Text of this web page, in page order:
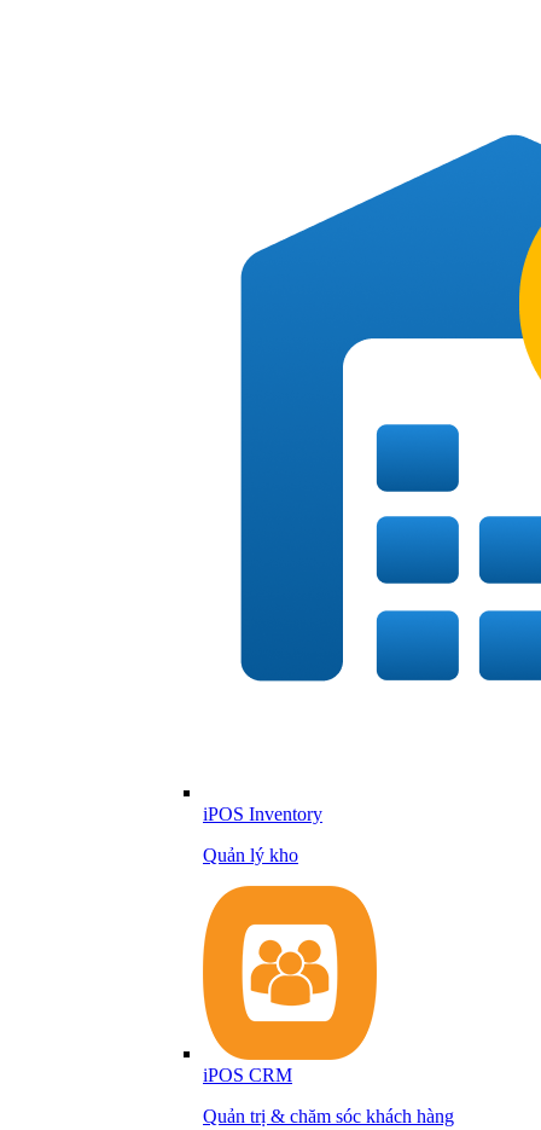
iPOS Inventory
Quản lý kho
iPOS CRM
Quản trị & chăm sóc khách hàng